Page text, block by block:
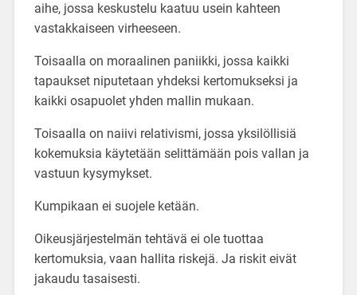
aihe, jossa keskustelu kaatuu usein kahteen
vastakkaiseen virheeseen.
Toisaalla on moraalinen paniikki, jossa kaikki
tapaukset niputetaan yhdeksi kertomukseksi ja
kaikki osapuolet yhden mallin mukaan.
Toisaalla on naiivi relativismi, jossa yksilöllisiä
kokemuksia käytetään selittämään pois vallan ja
vastuun kysymykset.
Kumpikaan ei suojele ketään.
Oikeusjärjestelmän tehtävä ei ole tuottaa
kertomuksia, vaan hallita riskejä. Ja riskit eivät
jakaudu tasaisesti.